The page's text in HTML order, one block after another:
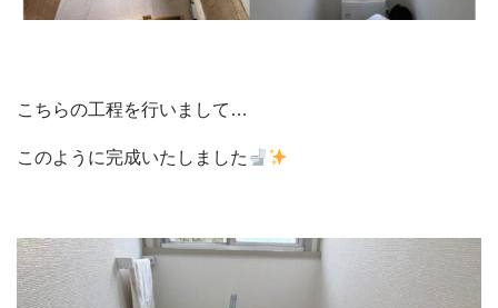
こちらの工程を行いまして…
このように完成いたしました